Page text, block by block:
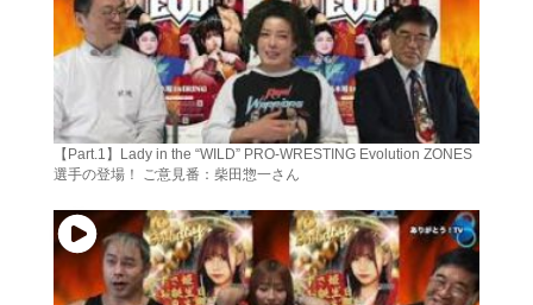
【Part.1】Lady in the “WILD” PRO-WRESTING Evolution ZONES
選手の登場！ ご意見番：柴田惣一さん